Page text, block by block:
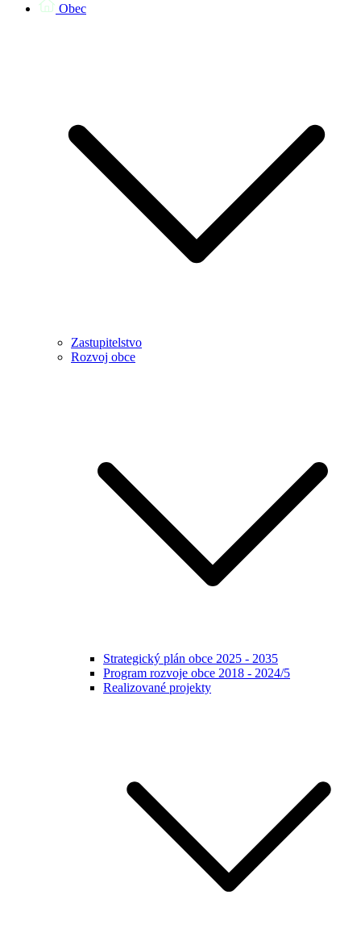
Obec
Zastupitelstvo
Rozvoj obce
Strategický plán obce 2025 - 2035
Program rozvoje obce 2018 - 2024/5
Realizované projekty